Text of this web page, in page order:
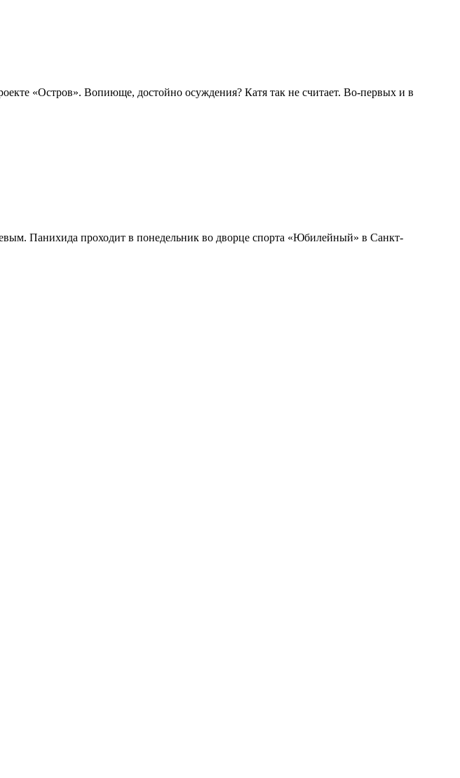
«Остров». Вопиюще, достойно осуждения? Катя так не считает. Во-первых и в
Панихида проходит в понедельник во дворце спорта «Юбилейный» в Санкт-